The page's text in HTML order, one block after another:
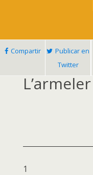
Compartir
Publicar en
Twitter
L’armeler
1